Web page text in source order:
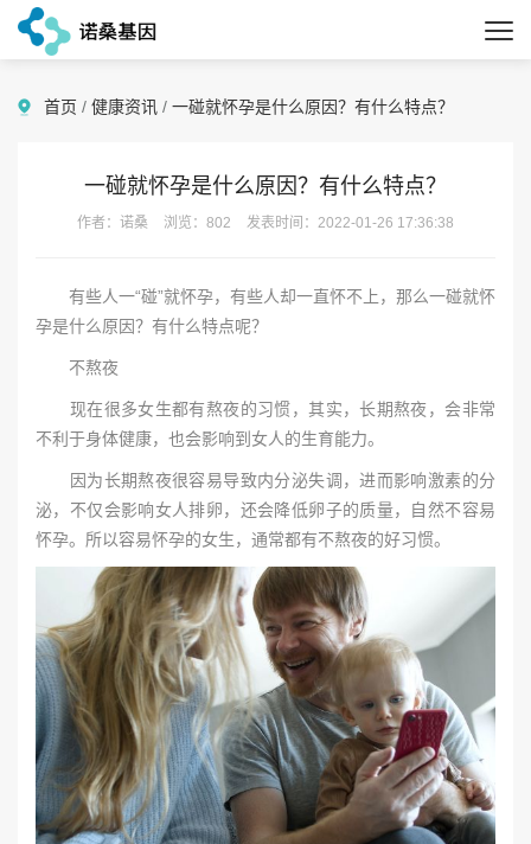
首页 / 健康资讯 / 一碰就怀孕是什么原因？有什么特点？
一碰就怀孕是什么原因？有什么特点？
作者：诺桑 浏览：802 发表时间：2022-01-26 17:36:38
有些人一“碰”就怀孕，有些人却一直怀不上，那么一碰就怀
孕是什么原因？有什么特点呢？
不熬夜
现在很多女生都有熬夜的习惯，其实，长期熬夜，会非常
不利于身体健康，也会影响到女人的生育能力。
因为长期熬夜很容易导致内分泌失调，进而影响激素的分
泌，不仅会影响女人排卵，还会降低卵子的质量，自然不容易
怀孕。所以容易怀孕的女生，通常都有不熬夜的好习惯。